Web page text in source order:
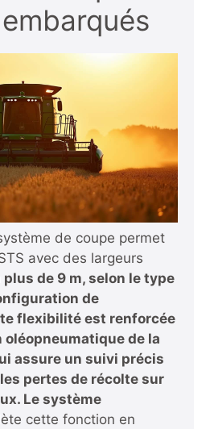
de coupe permet
avec des largeurs
plus de 9 m, selon le type
de
flexibilité est renforcée
oléopneumatique de la
assure un suivi précis
pertes de récolte sur
Le système
cette fonction en